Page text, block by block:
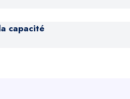
capacité